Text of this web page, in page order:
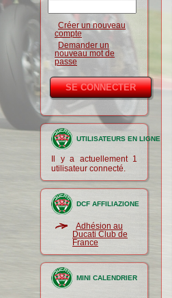
Créer un nouveau
compte
Demander un
nouveau mot de
passe
UTILISATEURS EN LIGNE
Il y a actuellement 1
utilisateur connecté.
DCF AFFILIAZIONE
Adhésion au
Ducati Club de
France
MINI CALENDRIER